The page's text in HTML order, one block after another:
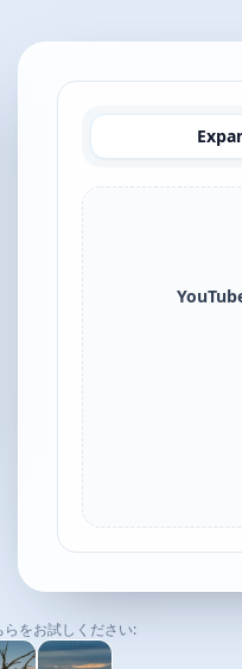
をお試しください: